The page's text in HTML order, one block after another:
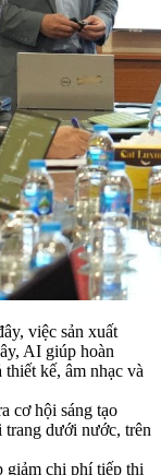
việc sản xuất
AI giúp hoàn
kế, âm nhạc và
cơ hội sáng tạo
dưới nước, trên
giảm chi phí tiếp thị